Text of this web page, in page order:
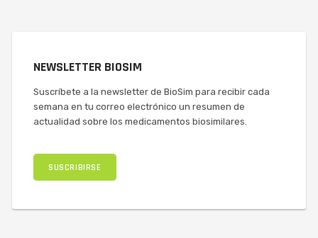
NEWSLETTER BIOSIM
Suscríbete a la newsletter de BioSim para recibir cada
semana en tu correo electrónico un resumen de
actualidad sobre los medicamentos biosimilares.
SUSCRIBIRSE